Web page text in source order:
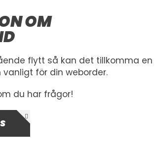
OM
flytt så kan det tillkomma en
för din weborder.
du har frågor!